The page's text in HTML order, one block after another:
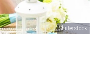
Shuterstock